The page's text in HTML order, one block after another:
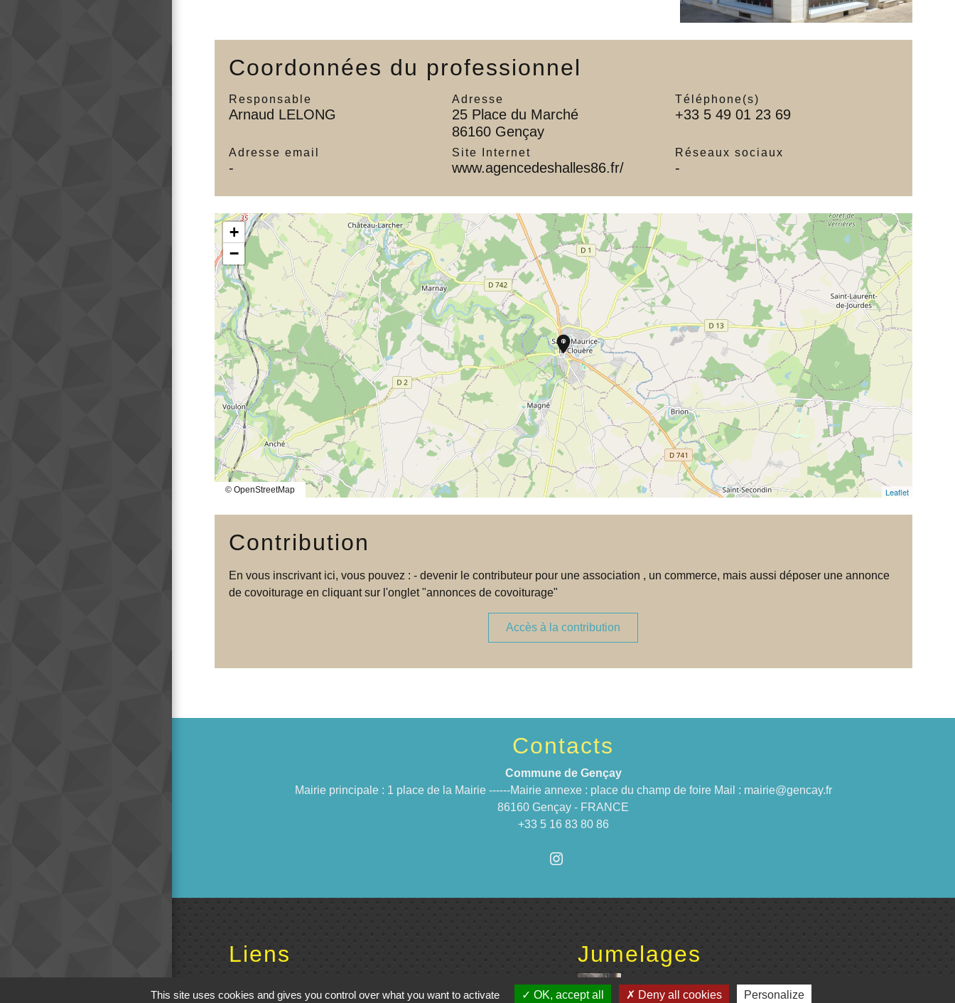
Coordonnées du professionnel
Responsable
Arnaud LELONG
Adresse
25 Place du Marché
86160 Gençay
Téléphone(s)
+33 5 49 01 23 69
Adresse email
-
Site Internet
www.agencedeshalles86.fr/
Réseaux sociaux
-
location_on
+
−
Leaflet
© OpenStreetMap
Contribution
En vous inscrivant ici, vous pouvez : - devenir le contributeur pour une association , un commerce, mais aussi déposer une annonce
de covoiturage en cliquant sur l'onglet "annonces de covoiturage"
Accès à la contribution
Contacts
Commune de Gençay
Mairie principale : 1 place de la Mairie ------Mairie annexe : place du champ de foire Mail : mairie@gencay.fr
86160 Gençay - FRANCE
+33 5 16 83 80 86
Liens Jumelages
Comité de jumelage de Gençay et sa région
This site uses cookies and gives you control over what you want to activate
OK, accept all Deny all cookies Personalize